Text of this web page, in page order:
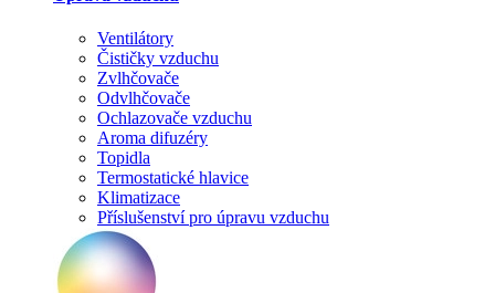
Ventilátory
Čističky vzduchu
Zvlhčovače
Odvlhčovače
Ochlazovače vzduchu
Aroma difuzéry
Topidla
Termostatické hlavice
Klimatizace
Příslušenství pro úpravu vzduchu